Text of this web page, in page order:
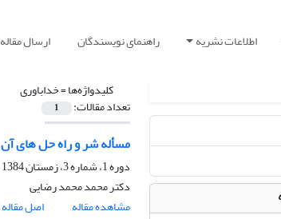
اطلاعات نشریه راهنمای نویسندگان ارسال مقاله
کلیدواژه‌ها =خداباوری
تعداد مقالات: 1
مسأله شر و راه حل های آن
دوره 1، شماره 3، زمستان 1384
دکتر محمد محمد رضایی
مشاهده مقاله
اصل مقاله